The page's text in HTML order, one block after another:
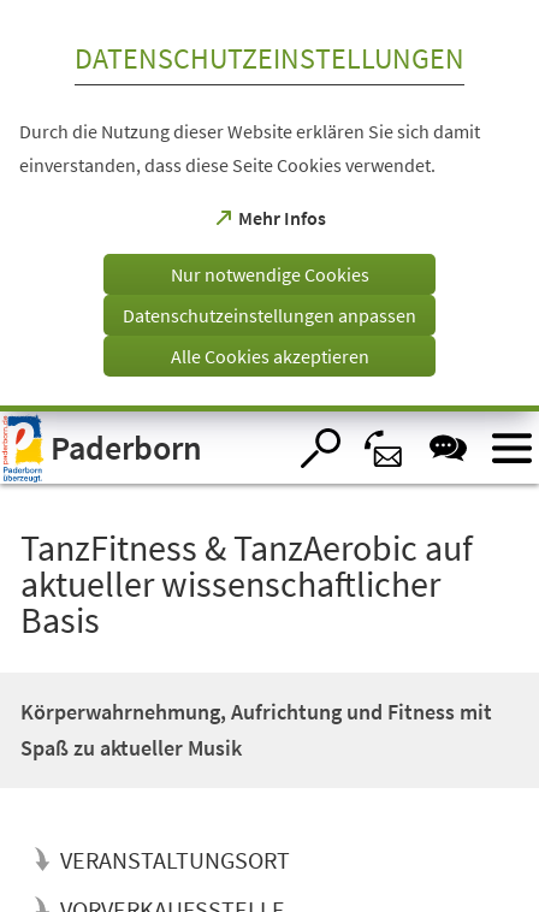
Visuelle
Assistenzsoftware
öffnen.
DATENSCHUTZEINSTELLUNGEN
Durch die Nutzung dieser Website erklären Sie sich damit
einverstanden, dass diese Seite Cookies verwendet.
Mehr Infos
(Öffnet
einem
Tab)
Nur notwendige Cookies
Datenschutzeinstellungen anpassen
Alle Cookies akzeptieren
Paderborn
TanzFitness & TanzAerobic auf
aktueller wissenschaftlicher
Basis
Körperwahrnehmung, Aufrichtung und Fitness mit
Spaß zu aktueller Musik
VERANSTALTUNGSORT